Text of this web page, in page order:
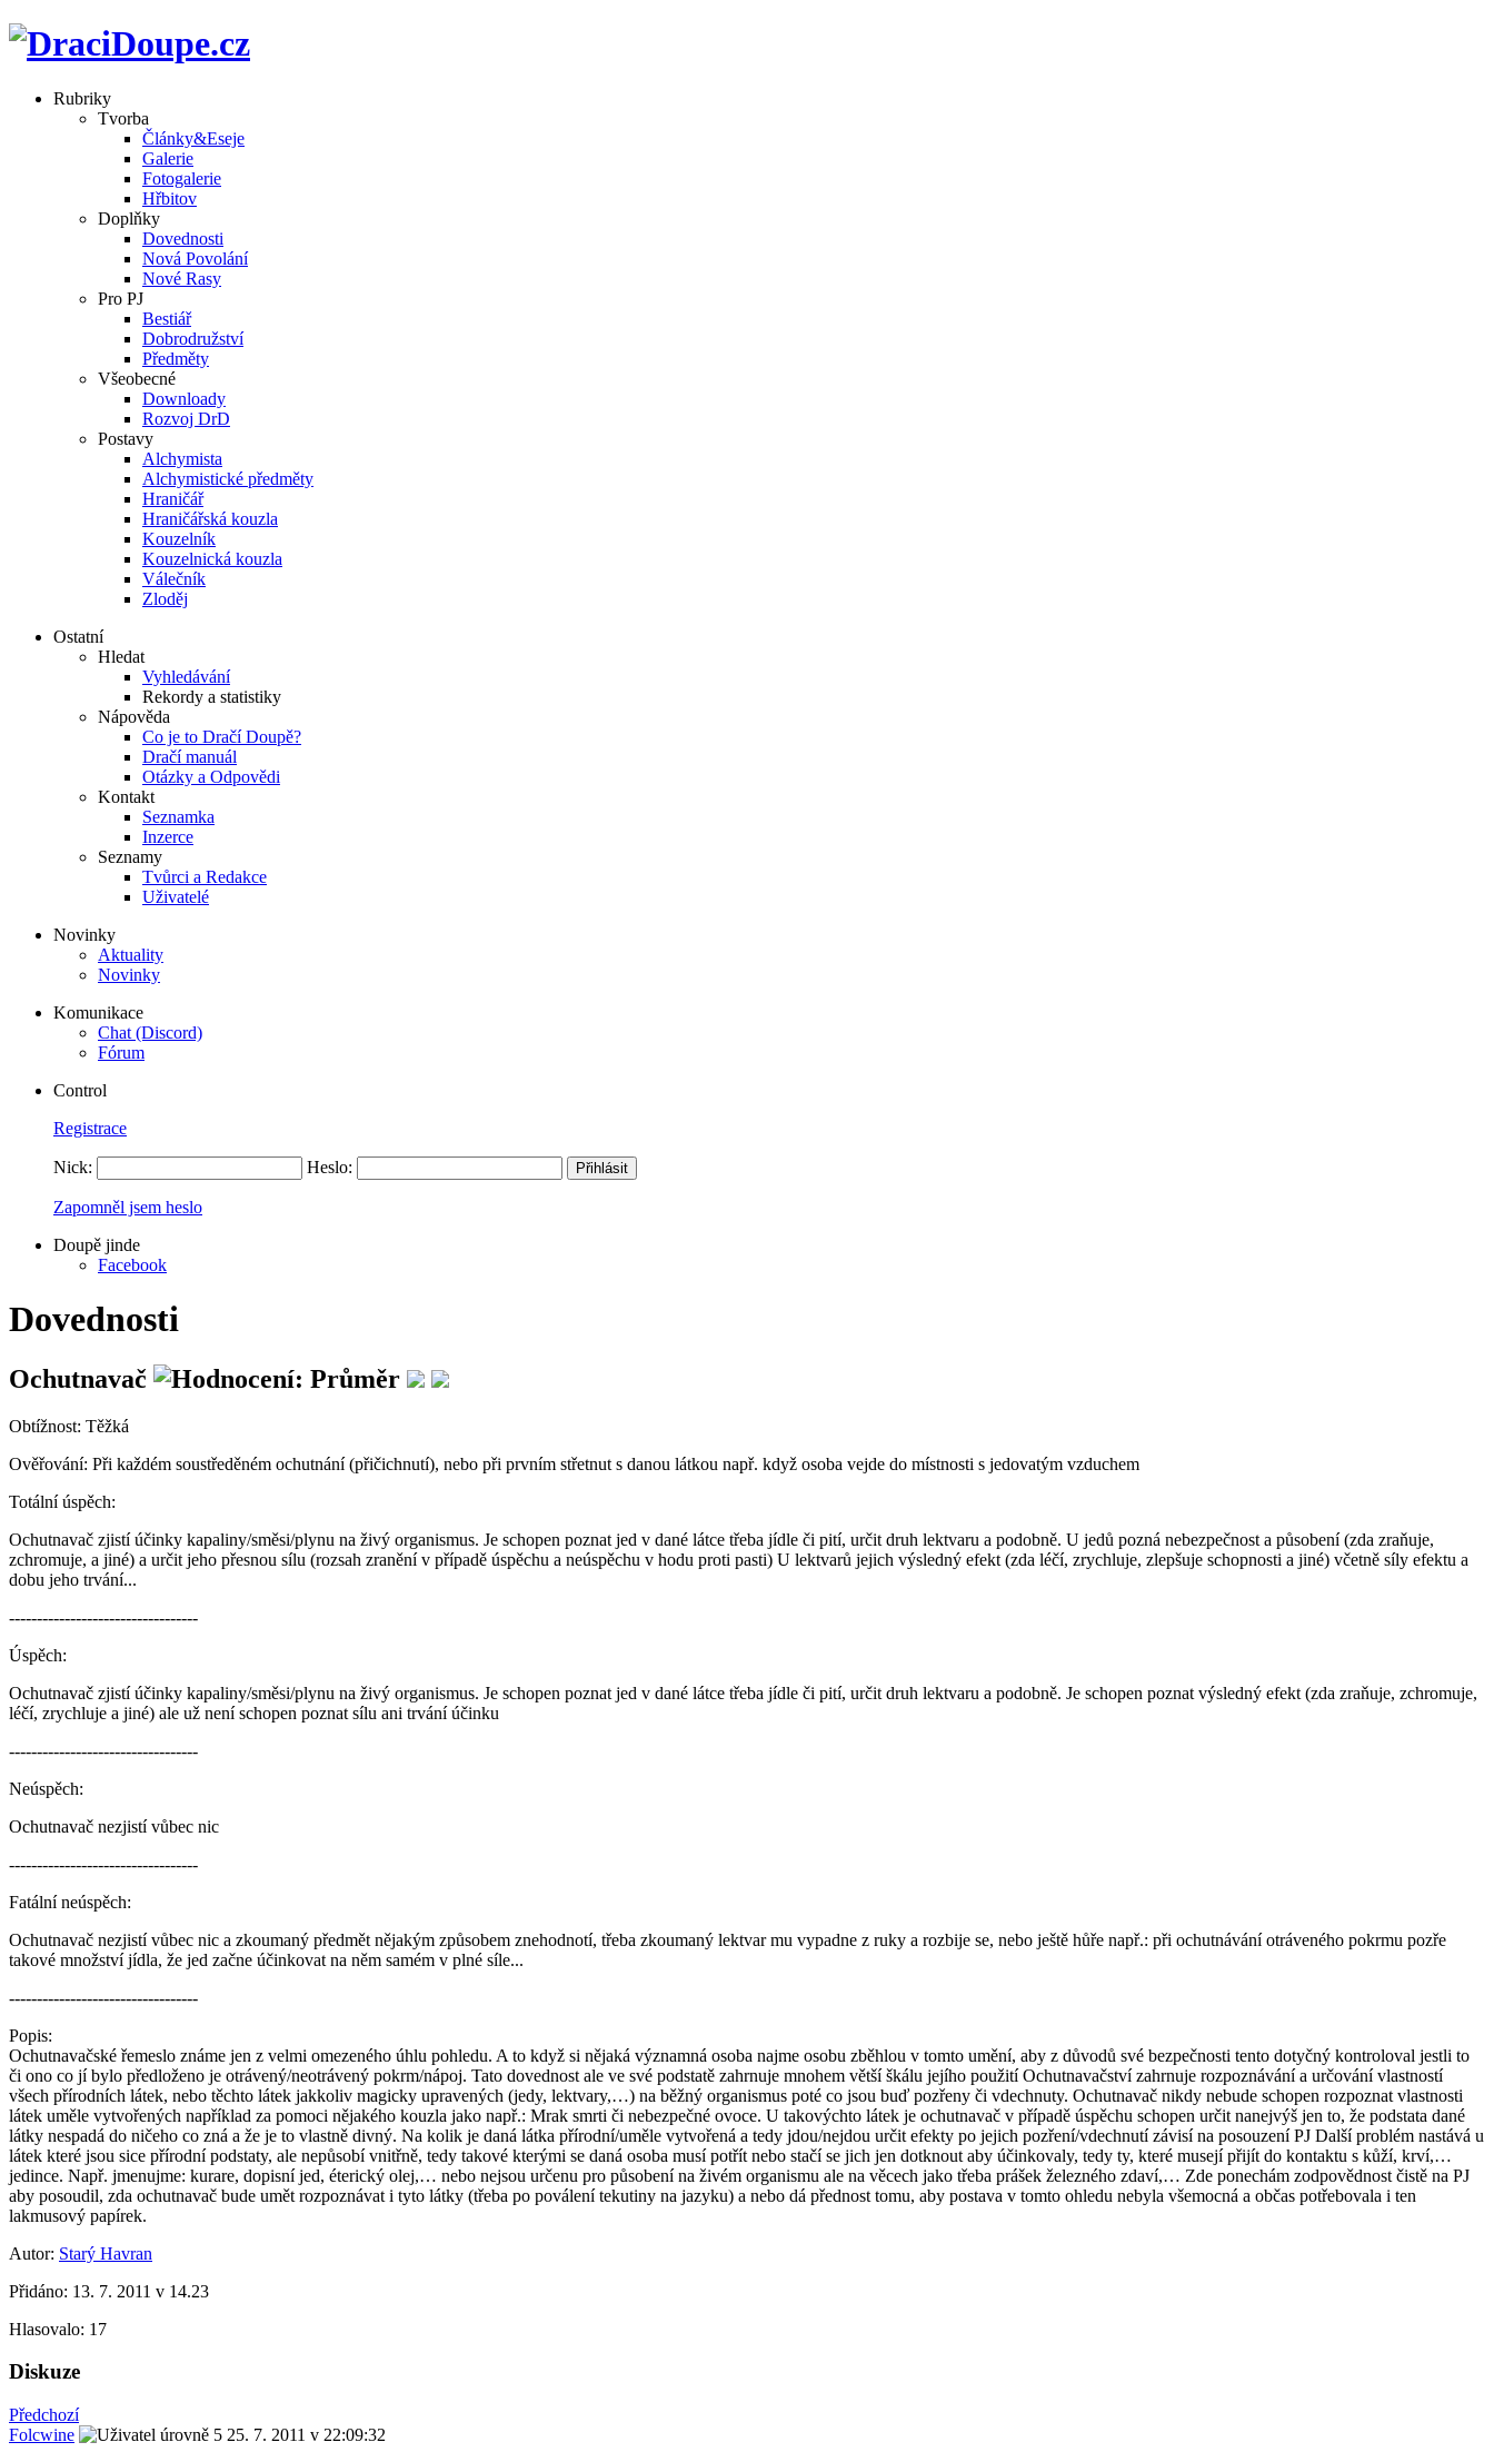
Rubriky
Tvorba
Články&Eseje
Galerie
Fotogalerie
Hřbitov
Doplňky
Dovednosti
Nová Povolání
Nové Rasy
Pro PJ
Bestiář
Dobrodružství
Předměty
Všeobecné
Downloady
Rozvoj DrD
Postavy
Alchymista
Alchymistické předměty
Hraničář
Hraničářská kouzla
Kouzelník
Kouzelnická kouzla
Válečník
Zloděj
Ostatní
Hledat
Vyhledávání
Rekordy a statistiky
Nápověda
Co je to Dračí Doupě?
Dračí manuál
Otázky a Odpovědi
Kontakt
Seznamka
Inzerce
Seznamy
Tvůrci a Redakce
Uživatelé
Novinky
Aktuality
Novinky
Komunikace
Chat (Discord)
Fórum
Control
Registrace
Nick: Heslo:
Zapomněl jsem heslo
Doupě jinde
Facebook
Dovednosti
Ochutnavač
Obtížnost: Těžká
Ověřování: Při každém soustředěném ochutnání (přičichnutí), nebo při prvním střetnut s danou látkou např. když osoba vejde do místnosti s jedovatým vzduchem
Totální úspěch:
Ochutnavač zjistí účinky kapaliny/směsi/plynu na živý organismus. Je schopen poznat jed v dané látce třeba jídle či pití, určit druh lektvaru a podobně. U jedů pozná nebezpečnost a působení (zda zraňuje,
zchromuje, a jiné) a určit jeho přesnou sílu (rozsah zranění v případě úspěchu a neúspěchu v hodu proti pasti) U lektvarů jejich výsledný efekt (zda léčí, zrychluje, zlepšuje schopnosti a jiné) včetně síly efektu a
dobu jeho trvání...
----------------------------------
Úspěch:
Ochutnavač zjistí účinky kapaliny/směsi/plynu na živý organismus. Je schopen poznat jed v dané látce třeba jídle či pití, určit druh lektvaru a podobně. Je schopen poznat výsledný efekt (zda zraňuje, zchromuje,
léčí, zrychluje a jiné) ale už není schopen poznat sílu ani trvání účinku
----------------------------------
Neúspěch:
Ochutnavač nezjistí vůbec nic
----------------------------------
Fatální neúspěch:
Ochutnavač nezjistí vůbec nic a zkoumaný předmět nějakým způsobem znehodnotí, třeba zkoumaný lektvar mu vypadne z ruky a rozbije se, nebo ještě hůře např.: při ochutnávání otráveného pokrmu pozře
takové množství jídla, že jed začne účinkovat na něm samém v plné síle...
----------------------------------
Popis:
Ochutnavačské řemeslo známe jen z velmi omezeného úhlu pohledu. A to když si nějaká významná osoba najme osobu zběhlou v tomto umění, aby z důvodů své bezpečnosti tento dotyčný kontroloval jestli to
či ono co jí bylo předloženo je otrávený/neotrávený pokrm/nápoj. Tato dovednost ale ve své podstatě zahrnuje mnohem větší škálu jejího použití Ochutnavačství zahrnuje rozpoznávání a určování vlastností
všech přírodních látek, nebo těchto látek jakkoliv magicky upravených (jedy, lektvary,…) na běžný organismus poté co jsou buď pozřeny či vdechnuty. Ochutnavač nikdy nebude schopen rozpoznat vlastnosti
látek uměle vytvořených například za pomoci nějakého kouzla jako např.: Mrak smrti či nebezpečné ovoce. U takovýchto látek je ochutnavač v případě úspěchu schopen určit nanejvýš jen to, že podstata dané
látky nespadá do ničeho co zná a že je to vlastně divný. Na kolik je daná látka přírodní/uměle vytvořená a tedy jdou/nejdou určit efekty po jejich pozření/vdechnutí závisí na posouzení PJ Další problém nastává u
látek které jsou sice přírodní podstaty, ale nepůsobí vnitřně, tedy takové kterými se daná osoba musí potřít nebo stačí se jich jen dotknout aby účinkovaly, tedy ty, které musejí přijít do kontaktu s kůží, krví,…
jedince. Např. jmenujme: kurare, dopisní jed, éterický olej,… nebo nejsou určenu pro působení na živém organismu ale na věcech jako třeba prášek železného zdaví,… Zde ponechám zodpovědnost čistě na PJ
aby posoudil, zda ochutnavač bude umět rozpoznávat i tyto látky (třeba po poválení tekutiny na jazyku) a nebo dá přednost tomu, aby postava v tomto ohledu nebyla všemocná a občas potřebovala i ten
lakmusový papírek.
Autor: Starý Havran
Přidáno: 13. 7. 2011 v 14.23
Hlasovalo: 17
Diskuze
Předchozí
Folcwine
25. 7. 2011 v 22:09:32